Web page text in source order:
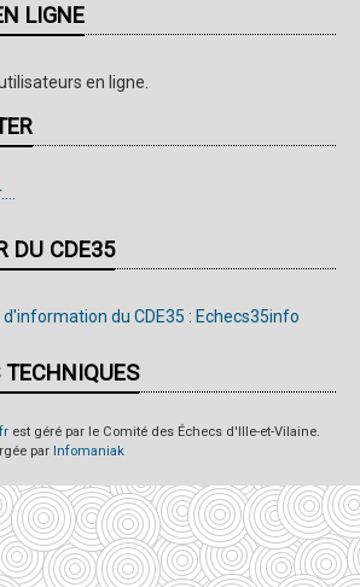
LIGNE
en ligne.
DU CDE35
du CDE35 : Echecs35info
est géré par le Comité des Échecs d'Ille-et-Vilaine.
par Infomaniak